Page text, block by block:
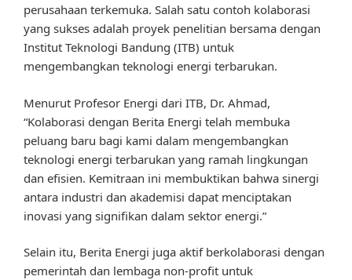
perusahaan terkemuka. Salah satu contoh kolaborasi
yang sukses adalah proyek penelitian bersama dengan
Institut Teknologi Bandung (ITB) untuk
mengembangkan teknologi energi terbarukan.
Menurut Profesor Energi dari ITB, Dr. Ahmad,
“Kolaborasi dengan Berita Energi telah membuka
peluang baru bagi kami dalam mengembangkan
teknologi energi terbarukan yang ramah lingkungan
dan efisien. Kemitraan ini membuktikan bahwa sinergi
antara industri dan akademisi dapat menciptakan
inovasi yang signifikan dalam sektor energi.”
Selain itu, Berita Energi juga aktif berkolaborasi dengan
pemerintah dan lembaga non-profit untuk